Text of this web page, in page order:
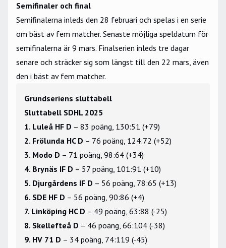
Semifinaler och final
Semifinalerna inleds den 28 februari och spelas i en serie
om bäst av fem matcher. Senaste möjliga speldatum för
semifinalerna är 9 mars. Finalserien inleds tre dagar
senare och sträcker sig som längst till den 22 mars, även
den i bäst av fem matcher.
Grundseriens sluttabell
Sluttabell SDHL 2025
1. Luleå HF D – 83 poäng, 130:51 (+79)
2. Frölunda HC D – 76 poäng, 124:72 (+52)
3. Modo D – 71 poäng, 98:64 (+34)
4. Brynäs IF D – 57 poäng, 101:91 (+10)
5. Djurgårdens IF D – 56 poäng, 78:65 (+13)
6. SDE HF D – 56 poäng, 90:86 (+4)
7. Linköping HC D – 49 poäng, 63:88 (-25)
8. Skellefteå D – 46 poäng, 66:104 (-38)
9. HV 71 D – 34 poäng, 74:119 (-45)